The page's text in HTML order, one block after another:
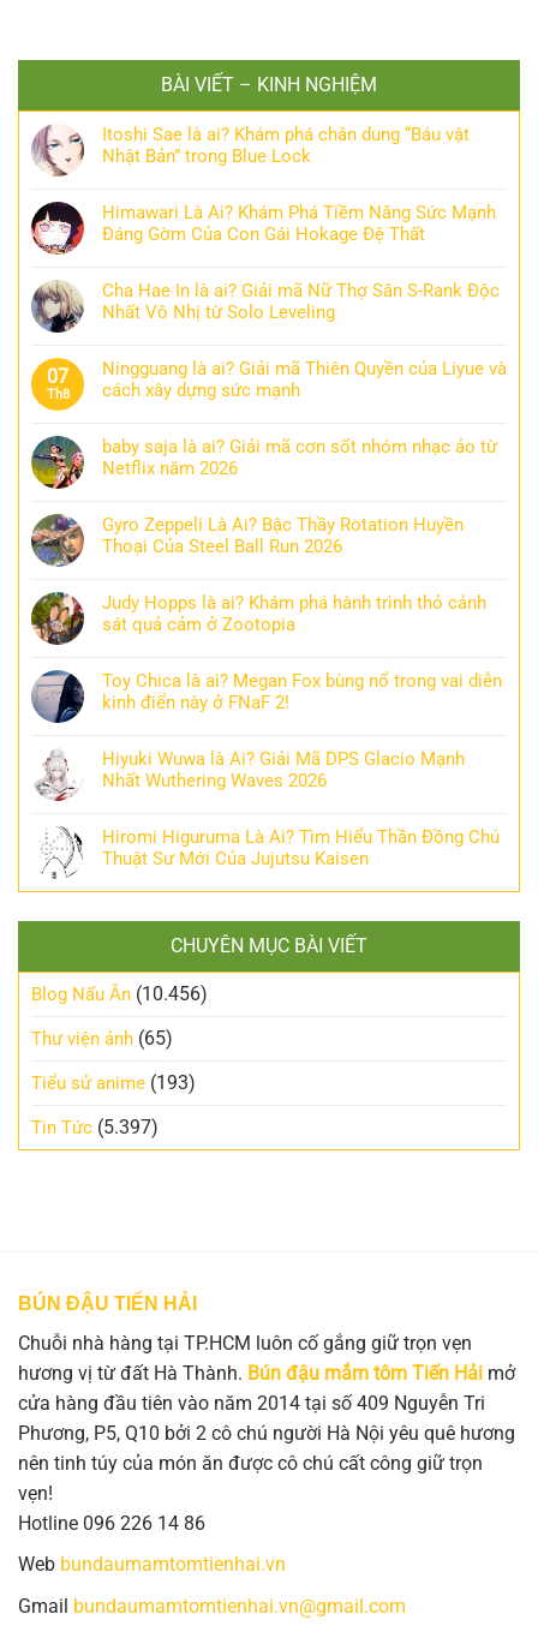
BÀI VIẾT – KINH NGHIỆM
Itoshi Sae là ai? Khám phá chân dung “Báu vật
Nhật Bản” trong Blue Lock
Himawari Là Ai? Khám Phá Tiềm Năng Sức Mạnh
Đáng Gờm Của Con Gái Hokage Đệ Thất
Cha Hae In là ai? Giải mã Nữ Thợ Săn S-Rank Độc
Nhất Vô Nhị từ Solo Leveling
07
Th8
Ningguang là ai? Giải mã Thiên Quyền của Liyue và
cách xây dựng sức mạnh
baby saja là ai? Giải mã cơn sốt nhóm nhạc ảo từ
Netflix năm 2026
Gyro Zeppeli Là Ai? Bậc Thầy Rotation Huyền
Thoại Của Steel Ball Run 2026
Judy Hopps là ai? Khám phá hành trình thỏ cảnh
sát quả cảm ở Zootopia
Toy Chica là ai? Megan Fox bùng nổ trong vai diễn
kinh điển này ở FNaF 2!
Hiyuki Wuwa là Ai? Giải Mã DPS Glacio Mạnh
Nhất Wuthering Waves 2026
Hiromi Higuruma Là Ai? Tìm Hiểu Thần Đồng Chú
Thuật Sư Mới Của Jujutsu Kaisen
CHUYÊN MỤC BÀI VIẾT
Blog Nấu Ăn (10.456)
Thư viện ảnh (65)
Tiểu sử anime (193)
Tin Tức (5.397)
BÚN ĐẬU TIẾN HẢI
Chuỗi nhà hàng tại TP.HCM luôn cố gắng giữ trọn vẹn
hương vị từ đất Hà Thành. Bún đậu mắm tôm Tiến Hải mở
cửa hàng đầu tiên vào năm 2014 tại số 409 Nguyễn Tri
Phương, P5, Q10 bởi 2 cô chú người Hà Nội yêu quê hương
nên tinh túy của món ăn được cô chú cất công giữ trọn
vẹn!
Hotline 096 226 14 86
Web bundaumamtomtienhai.vn
Gmail bundaumamtomtienhai.vn@gmail.com